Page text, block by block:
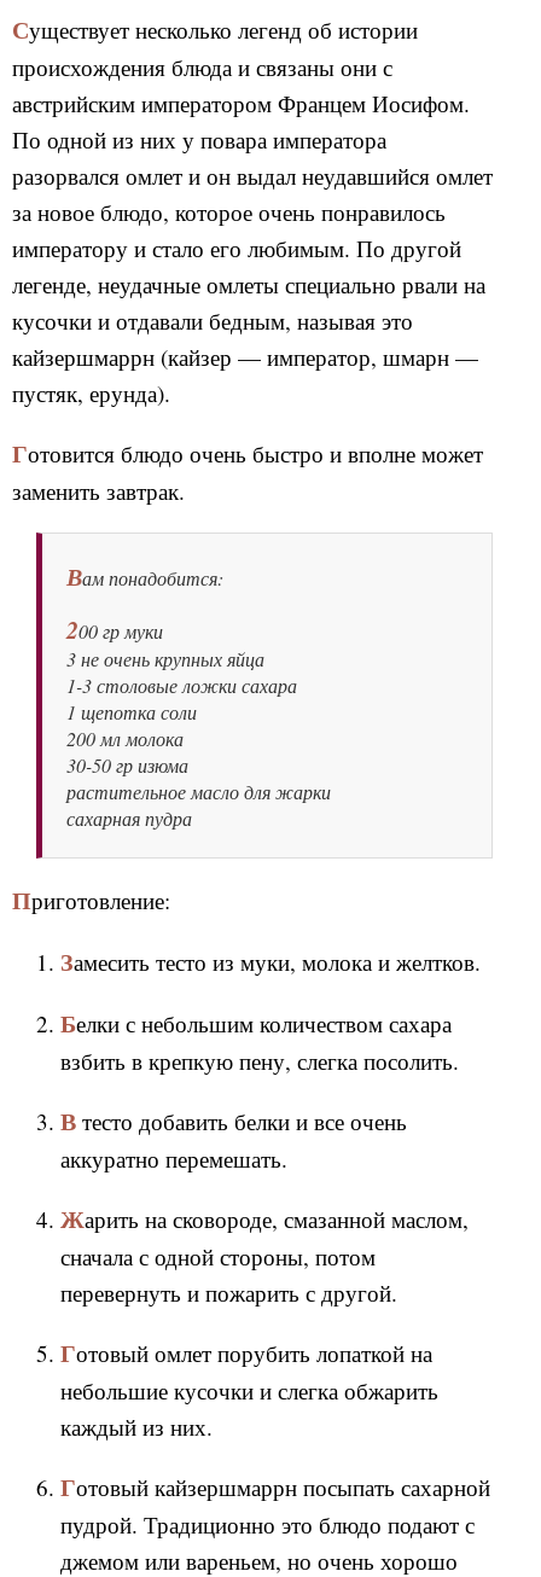
Существует несколько легенд об истории
происхождения блюда и связаны они с
австрийским императором Францем Иосифом.
По одной из них у повара императора
разорвался омлет и он выдал неудавшийся омлет
за новое блюдо, которое очень понравилось
императору и стало его любимым. По другой
легенде, неудачные омлеты специально рвали на
кусочки и отдавали бедным, называя это
кайзершмаррн (кайзер — император, шмарн —
пустяк, ерунда).
Готовится блюдо очень быстро и вполне может
заменить завтрак.
Вам понадобится:
200 гр муки
3 не очень крупных яйца
1-3 столовые ложки сахара
1 щепотка соли
200 мл молока
30-50 гр изюма
растительное масло для жарки
сахарная пудра
Приготовление:
Замесить тесто из муки, молока и желтков.
Белки с небольшим количеством сахара
взбить в крепкую пену, слегка посолить.
В тесто добавить белки и все очень
аккуратно перемешать.
Жарить на сковороде, смазанной маслом,
сначала с одной стороны, потом
перевернуть и пожарить с другой.
Готовый омлет порубить лопаткой на
небольшие кусочки и слегка обжарить
каждый из них.
Готовый кайзершмаррн посыпать сахарной
пудрой. Традиционно это блюдо подают с
джемом или вареньем, но очень хорошо